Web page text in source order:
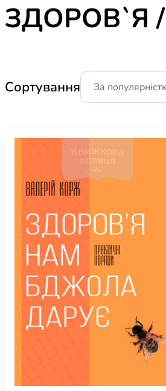
меншою ціною завдяки
знижкам.
Свіжі надходження,
ЗДОРОВ`Я
Сортування